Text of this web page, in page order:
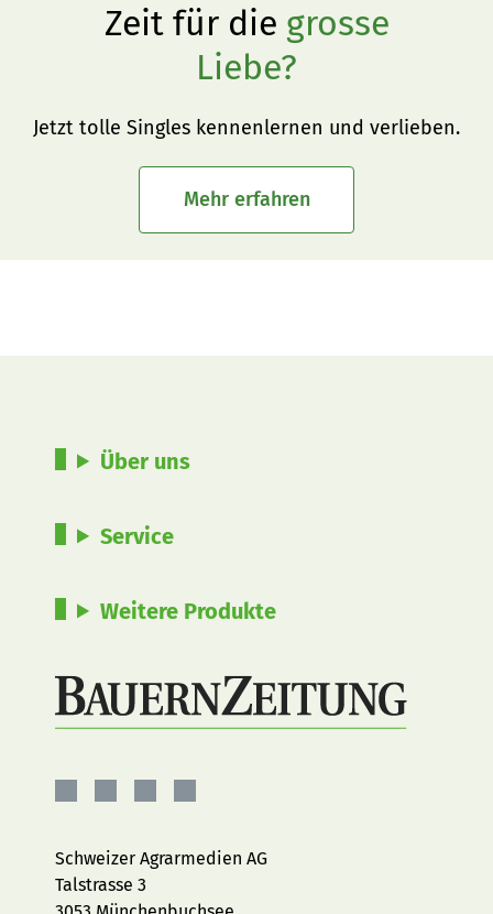
Zeit für die grosse
Liebe?
Jetzt tolle Singles kennenlernen und verlieben.
Mehr erfahren
Über uns
Service
Weitere Produkte
Facebook
Instagram
YouTubeLinkedIn
Schweizer Agrarmedien AG
Talstrasse 3